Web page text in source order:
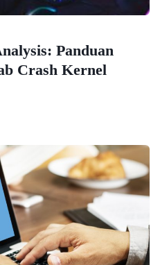
Panduan
Crash Kernel